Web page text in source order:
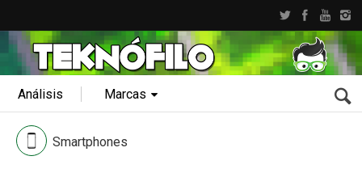
Análisis Marcas
Smartphones